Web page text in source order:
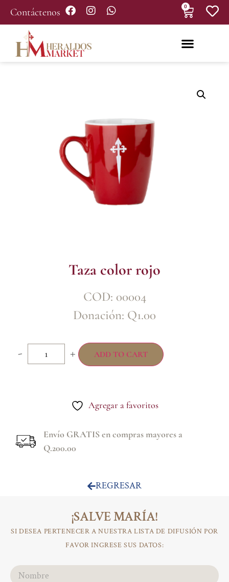
Contáctenos 0
Taza color rojo
COD: 00004
Donación: Q1.00
- + ADD TO CART
Agregar a favoritos
Envío GRATIS en compras mayores a
Q.200.00
REGRESAR
¡SALVE MARÍA!
SI DESEA PERTENECER A NUESTRA LISTA DE DIFUSIÓN POR
FAVOR INGRESE SUS DATOS: